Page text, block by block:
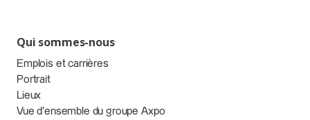
Qui sommes-nous
Emplois et carrières
Portrait
Lieux
Vue d’ensemble du groupe Axpo